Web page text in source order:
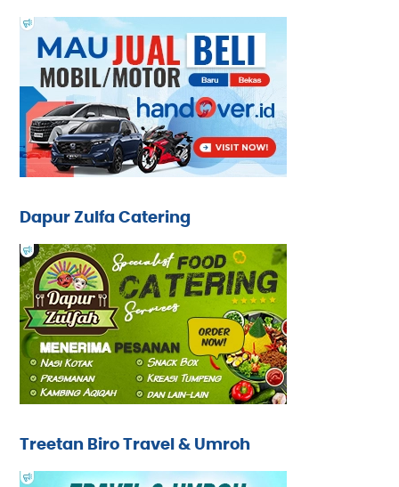
Dapur Zulfa Catering
Treetan Biro Travel & Umroh